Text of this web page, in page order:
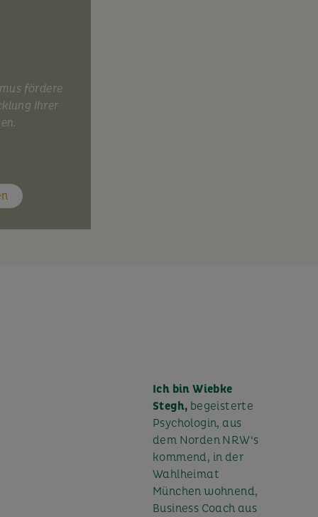
fördere
Ihrer
Ich bin Wiebke
Stegh, begeisterte
Psychologin, aus
dem Norden NRW‘s
kommend, in der
Wahlheimat
München wohnend,
Business Coach aus